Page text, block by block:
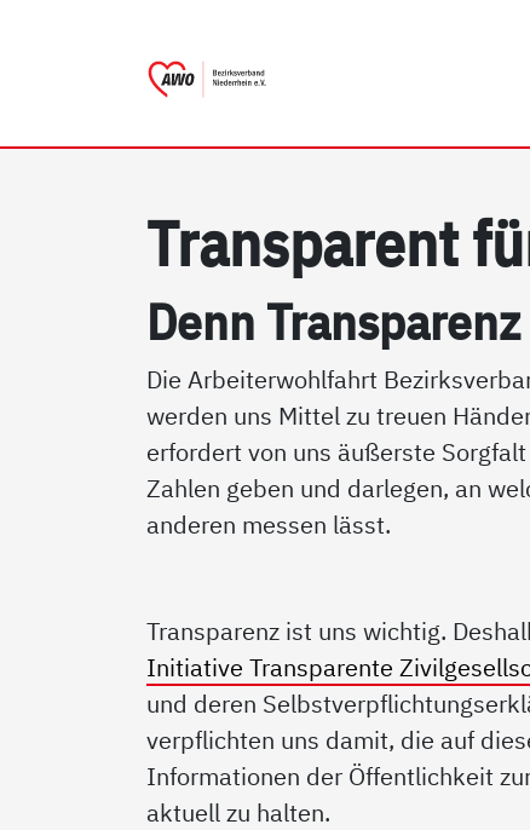
Tran­s­pa­rent
Denn
Die Arbeiterwohlfahrt
werden uns Mittel zu treuen
erfordert von uns äußerste
Zahlen geben und darlegen, an
anderen messen lässt.
Transparenz ist uns wichtig.
Initiative Transparente
und deren
verpflichten uns damit, die auf
Informationen der Öffentlichkeit
aktuell zu halten.